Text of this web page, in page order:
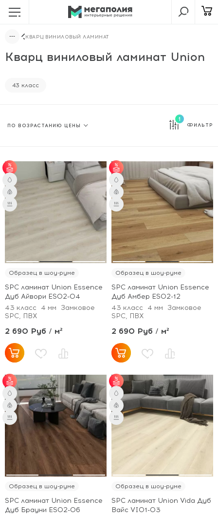
КВАРЦ ВИНИЛОВЫЙ ЛАМИНАТ
Кварц виниловый ламинат Union
43 класс
1
ФИЛЬТР
от 51 м² - скидка 3%;
от 101 м² - скидка 5%.
Образец в шоу-руме
SPC ламинат Union Essence
Дуб Айвори ES02-04
43 класс
4 мм
Замковое
SPC, ПВХ
2 690 Руб / м²
от 51 м² - скидка 3%;
от 101 м² - скидка 5%.
Образец в шоу-руме
SPC ламинат Union Essence
Дуб Амбер ES02-12
43 класс
4 мм
Замковое
SPC, ПВХ
2 690 Руб / м²
от 51 м² - скидка 3%;
от 101 м² - скидка 5%.
Образец в шоу-руме
SPC ламинат Union Essence
Дуб Брауни ES02-06
от 51 м² - скидка 3%;
от 101 м² - скидка 5%.
Образец в шоу-руме
SPC ламинат Union Vida Дуб
Вайс VI01-03